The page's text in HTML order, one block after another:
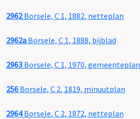
2962Borsele, C 1, 1882, netteplan
2962a Borsele, C 1, 1888, bijblad
2963 Borsele, C 1, 1970, gemeenteplan
256 Borsele, C 2, 1819, minuutplan
2964Borsele, C 2, 1872, netteplan